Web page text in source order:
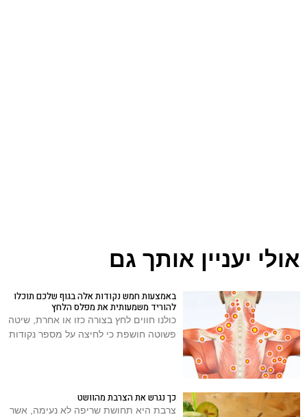
אולי יעניין אותך גם
באמצעות חמש נקודות אלה בגוף שלכם תוכלו
להוריד משמעותית את מפלס הלחץ
כולנו חווים לחץ בצורה כזו או אחרת, שיטה
פשוטה חושפת כי לחיצה על מספר נקודות
כך נגרש את הצרבת מהוושט
צרבת היא תחושת שריפה לא נעימה, אשר